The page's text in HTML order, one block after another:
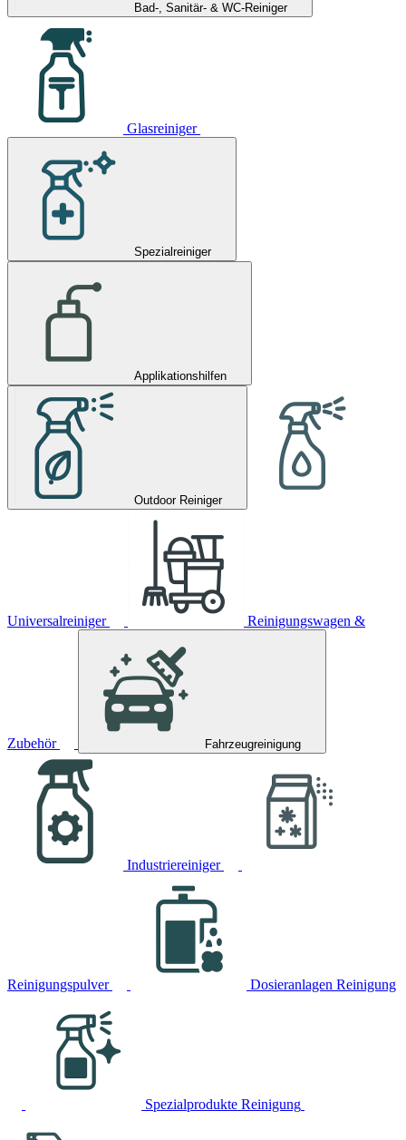
Bad-, Sanitär- & WC-Reiniger
Glasreiniger
Spezialreiniger
Applikationshilfen
Outdoor Reiniger
Universalreiniger Reinigungswagen &
Zubehör Fahrzeugreinigung
Industriereiniger
Reinigungspulver Dosieranlagen Reinigung
Spezialprodukte Reinigung